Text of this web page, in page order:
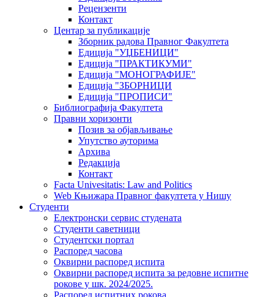
Рецензенти
Контакт
Центар за публикације
Зборник радова Правног Факултета
Едиција "УЏБЕНИЦИ"
Едиција "ПРАКТИКУМИ"
Едиција "МОНОГРАФИЈЕ"
Едиција "ЗБОРНИЦИ
Едиција "ПРОПИСИ"
Библиографија Факултета
Правни хоризонти
Позив за објављивање
Упутство ауторима
Архива
Редакција
Контакт
Facta Univesitatis: Law and Politics
Web Књижара Правног факултета у Нишу
Студенти
Електронски сервис студената
Студенти саветници
Студентски портал
Распоред часова
Оквирни распоред испита
Оквирни распоред испита за редовне испитне
рокове у шк. 2024/2025.
Распоред испитних рокова